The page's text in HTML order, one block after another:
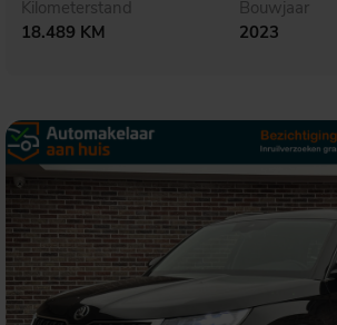
Kilometerstand
18.489 KM
Bouwjaar
2023